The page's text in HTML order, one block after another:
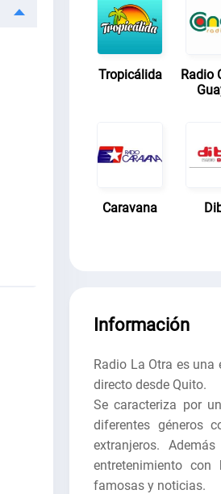
Tropicálida
Radio
Caravana
Información
Radio La Otra es
directo desde Quito.
Se caracteriza por
diferentes géneros
extranjeros.
entretenimiento
famosas y noticias.